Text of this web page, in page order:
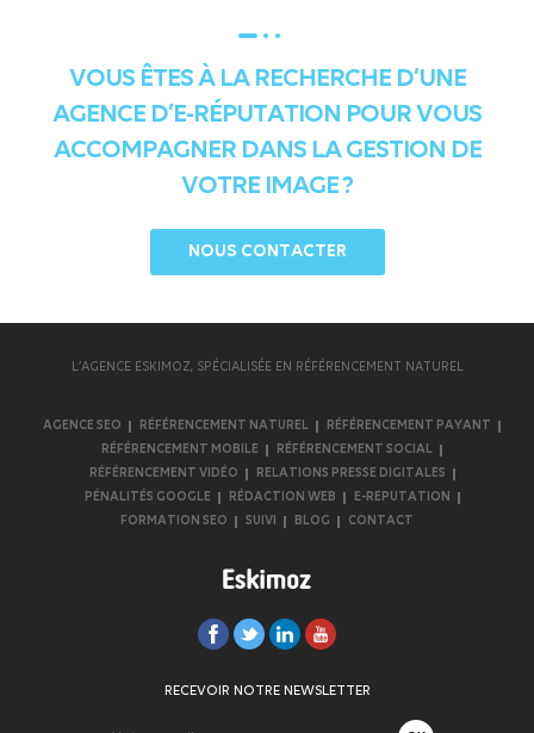
VOUS ÊTES À LA RECHERCHE D’UNE
AGENCE D’E-RÉPUTATION POUR VOUS
ACCOMPAGNER DANS LA GESTION DE
VOTRE IMAGE ?
NOUS CONTACTER
L’AGENCE ESKIMOZ, SPÉCIALISÉE EN RÉFÉRENCEMENT NATUREL
AGENCE SEO RÉFÉRENCEMENT NATUREL
RÉFÉRENCEMENT PAYANT
RÉFÉRENCEMENT MOBILE
RÉFÉRENCEMENT SOCIAL
RÉFÉRENCEMENT VIDÉO
RELATIONS PRESSE DIGITALES
PÉNALITÉS GOOGLE
RÉDACTION WEB
E-REPUTATION
FORMATION SEO
SUIVI BLOG CONTACT
RECEVOIR NOTRE NEWSLETTER